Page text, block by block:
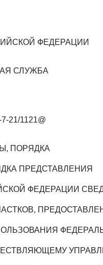
ФЕДЕРАЦИИ
СЛУЖБА
21/1121@
ПОРЯДКА
ПРЕДСТАВЛЕНИЯ
ФЕДЕРАЦИИ